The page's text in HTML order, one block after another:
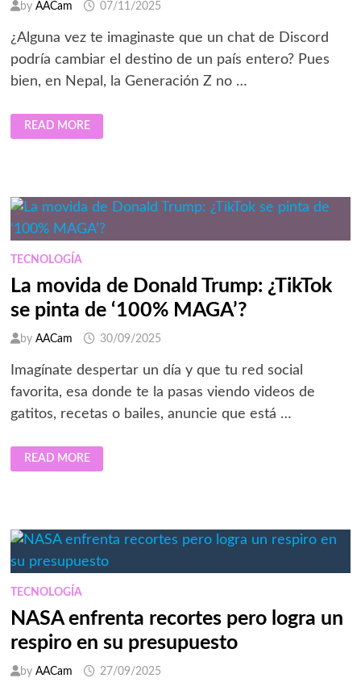
by AACam 07/11/2025
¿Alguna vez te imaginaste que un chat de Discord
podría cambiar el destino de un país entero? Pues
bien, en Nepal, la Generación Z no …
EL
PODER
DE
UN
SERVIDOR
DE
DISCORD
DERROCÓ
A
UN
GOBIERNO
EN
NEPAL?
READ MORE
TECNOLOGÍA
La movida de Donald Trump: ¿TikTok
se pinta de ‘100% MAGA’?
by AACam 30/09/2025
Imagínate despertar un día y que tu red social
favorita, esa donde te la pasas viendo videos de
gatitos, recetas o bailes, anuncie que está …
LA
MOVIDA
DE
PINTA
DE
MAGA’?
READ MORE
TECNOLOGÍA
NASA enfrenta recortes pero logra un
respiro en su presupuesto
by AACam 27/09/2025